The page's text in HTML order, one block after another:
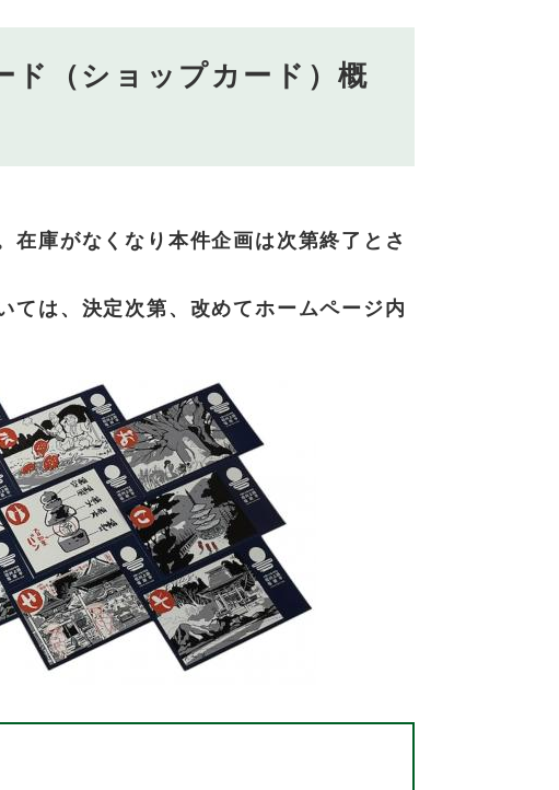
ド（ショップカード）概
庫がなくなり本件企画は次第終了とさ
は、決定次第、改めてホームページ内